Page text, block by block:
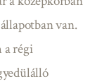
van.
a régi